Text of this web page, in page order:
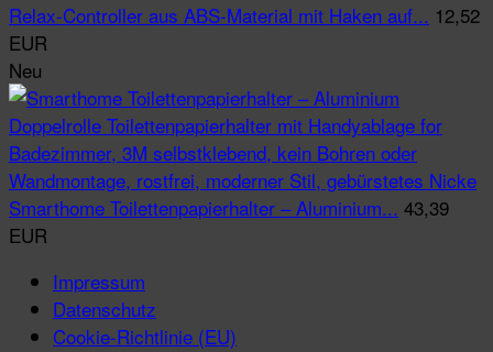
Relax-Controller aus ABS-Material mit Haken auf... 12,52
EUR
Neu
Smarthome Toilettenpapierhalter – Aluminium... 43,39
EUR
Impressum
Datenschutz
Cookie-Richtlinie (EU)